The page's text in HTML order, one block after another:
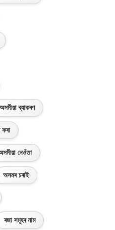
অসমীয়া ব্যাকৰণ
নেওঁতা
অসমৰ চৰাই
ৰজা সমূহৰ নাম